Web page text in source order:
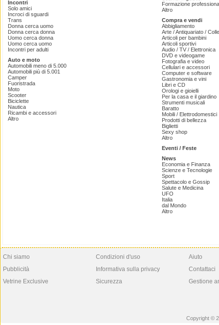
Incontri
Solo amici
Incroci di sguardi
Trans
Donna cerca uomo
Donna cerca donna
Uomo cerca donna
Uomo cerca uomo
Incontri per adulti
Auto e moto
Automobili meno di 5.000
Automobili più di 5.001
Camper
Fuoristrada
Moto
Scooter
Biciclette
Nautica
Ricambi e accessori
Altro
Formazione
Altro
Compra e vendi
Abbigliamento
Arte / Antiquariato /
Articoli per bambini
Articoli sportivi
Audio / TV / Elettronica
DVD e videogame
Fotografia e video
Cellulari e accessori
Computer e software
Gastronomia e vini
Libri e CD
Orologi e gioielli
Per la casa e il giardino
Strumenti musicali
Baratto
Mobili / Elettrodomestici
Prodotti di bellezza
Biglietti
Sexy shop
Altro
Eventi / Feste
News
Economia e Finanza
Scienze e Tecnologie
Sport
Spettacolo e Gossip
Salute e Medicina
UFO
Italia
dal Mondo
Altro
Chi siamo
Pubblicità
Vetrine Exclusive
Condizioni d'uso
Informativa sulla privacy
Sicurezza
Aiuto
Contattaci
Gestione
Copyright ©